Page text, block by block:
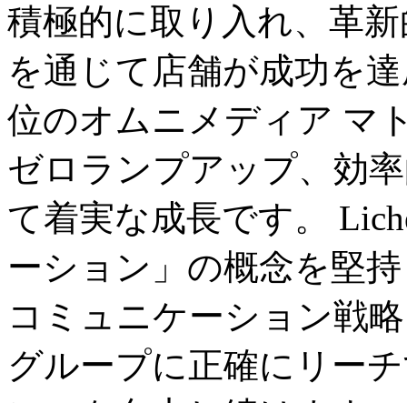
積極的に取り入れ、革
を通じて店舗が成功を
位のオムニメディア マ
ゼロランプアップ、効
て着実な成長です。
ーション」の概念を堅
コミュニケーション戦
グループに正確にリー